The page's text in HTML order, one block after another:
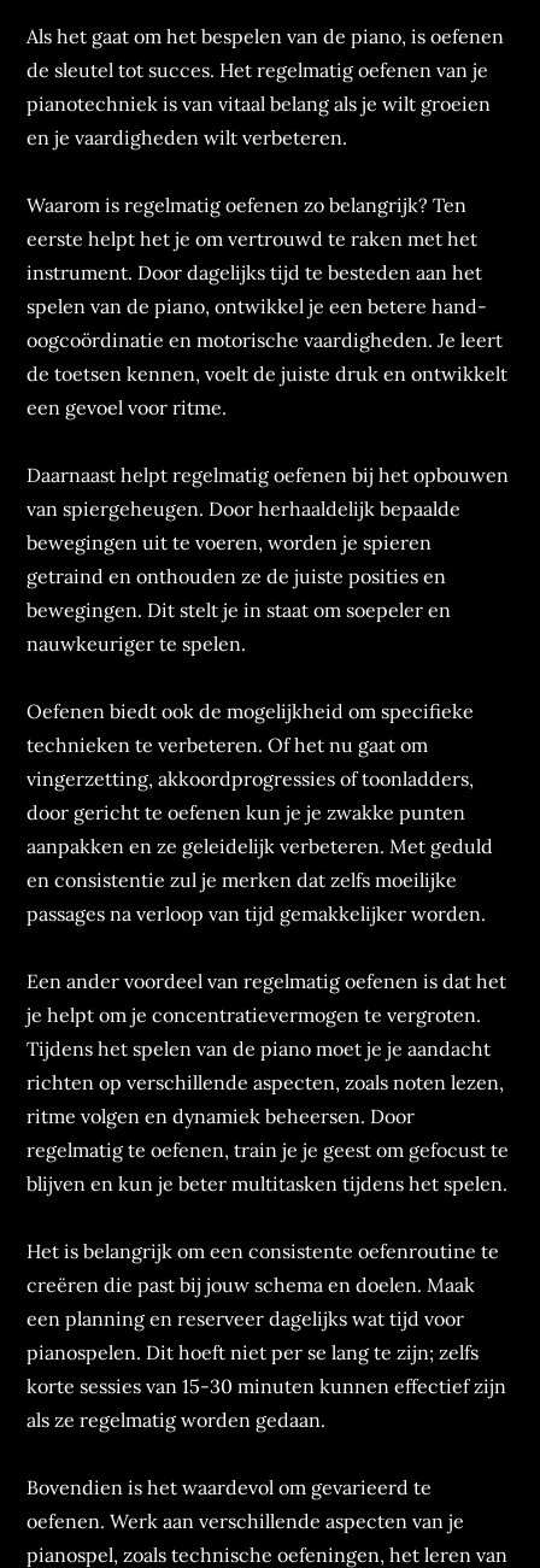
Als het gaat om het bespelen van de piano, is oefenen
de sleutel tot succes. Het regelmatig oefenen van je
pianotechniek is van vitaal belang als je wilt groeien
en je vaardigheden wilt verbeteren.
Waarom is regelmatig oefenen zo belangrijk? Ten
eerste helpt het je om vertrouwd te raken met het
instrument. Door dagelijks tijd te besteden aan het
spelen van de piano, ontwikkel je een betere hand-
oogcoördinatie en motorische vaardigheden. Je leert
de toetsen kennen, voelt de juiste druk en ontwikkelt
een gevoel voor ritme.
Daarnaast helpt regelmatig oefenen bij het opbouwen
van spiergeheugen. Door herhaaldelijk bepaalde
bewegingen uit te voeren, worden je spieren
getraind en onthouden ze de juiste posities en
bewegingen. Dit stelt je in staat om soepeler en
nauwkeuriger te spelen.
Oefenen biedt ook de mogelijkheid om specifieke
technieken te verbeteren. Of het nu gaat om
vingerzetting, akkoordprogressies of toonladders,
door gericht te oefenen kun je je zwakke punten
aanpakken en ze geleidelijk verbeteren. Met geduld
en consistentie zul je merken dat zelfs moeilijke
passages na verloop van tijd gemakkelijker worden.
Een ander voordeel van regelmatig oefenen is dat het
je helpt om je concentratievermogen te vergroten.
Tijdens het spelen van de piano moet je je aandacht
richten op verschillende aspecten, zoals noten lezen,
ritme volgen en dynamiek beheersen. Door
regelmatig te oefenen, train je je geest om gefocust te
blijven en kun je beter multitasken tijdens het spelen.
Het is belangrijk om een consistente oefenroutine te
creëren die past bij jouw schema en doelen. Maak
een planning en reserveer dagelijks wat tijd voor
pianospelen. Dit hoeft niet per se lang te zijn; zelfs
korte sessies van 15-30 minuten kunnen effectief zijn
als ze regelmatig worden gedaan.
Bovendien is het waardevol om gevarieerd te
oefenen. Werk aan verschillende aspecten van je
pianospel, zoals technische oefeningen, het leren van